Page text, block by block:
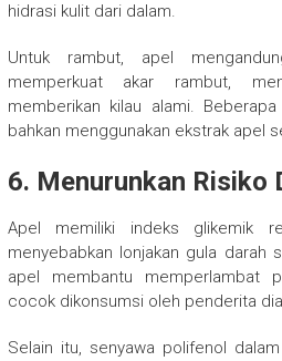
hidrasi kulit dari dalam.
Untuk rambut, apel
memperkuat akar rambut,
memberikan kilau alami.
bahkan menggunakan ekstrak apel
6. Menurunkan Risiko
Apel memiliki indeks glikemik
menyebabkan lonjakan gula darah
apel membantu memperlambat
cocok dikonsumsi oleh penderita
Selain itu, senyawa polifenol